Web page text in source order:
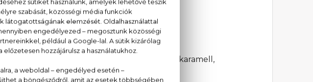
gardénia, vaníliavirág, málna, karamell,